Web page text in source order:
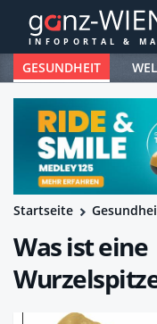
GESUNDHEIT
Startseite
Was ist eine